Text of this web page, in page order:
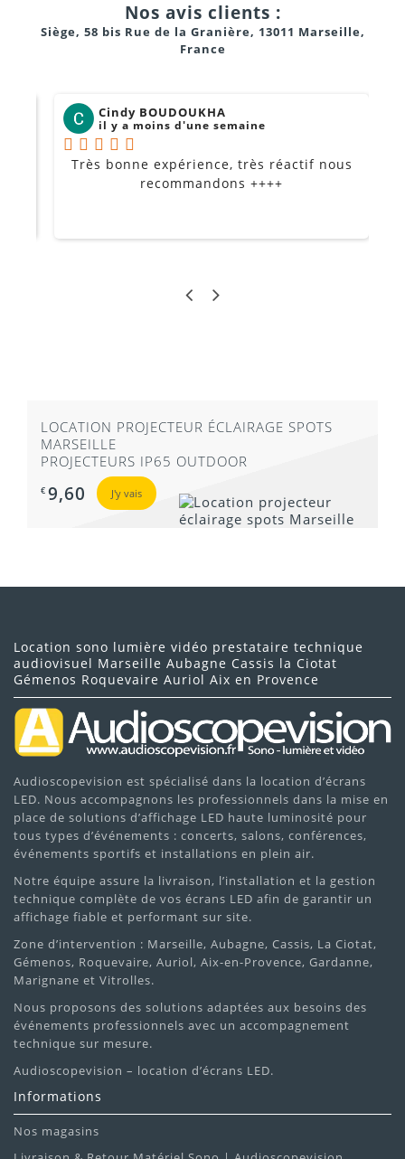
Nos avis clients :
Siège, 58 bis Rue de la Granière, 13011 Marseille,
France
Cindy BOUDOUKHA
il y a moins d'une semaine
Très bonne expérience, très réactif nous
recommandons ++++
LOCATION PROJECTEUR ÉCLAIRAGE SPOTS
MARSEILLE
PROJECTEURS IP65 OUTDOOR
€ 9,60 J'y vais
Location sono lumière vidéo prestataire technique
audiovisuel Marseille Aubagne Cassis la Ciotat
Gémenos Roquevaire Auriol Aix en Provence
Audioscopevision est spécialisé dans la location d’écrans
LED. Nous accompagnons les professionnels dans la mise en
place de solutions d’affichage LED haute luminosité pour
tous types d’événements : concerts, salons, conférences,
événements sportifs et installations en plein air.
Notre équipe assure la livraison, l’installation et la gestion
technique complète de vos écrans LED afin de garantir un
affichage fiable et performant sur site.
Zone d’intervention : Marseille, Aubagne, Cassis, La Ciotat,
Gémenos, Roquevaire, Auriol, Aix-en-Provence, Gardanne,
Marignane et Vitrolles.
Nous proposons des solutions adaptées aux besoins des
événements professionnels avec un accompagnement
technique sur mesure.
Audioscopevision – location d’écrans LED.
Informations
Nos magasins